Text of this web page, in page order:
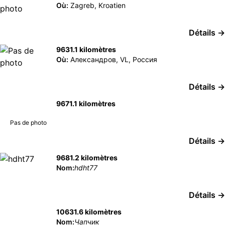
Où: Zagreb, Kroatien
Détails →
9631.1 kilomètres
Où: Александров, VL, Россия
Détails →
Pas de photo
9671.1 kilomètres
Détails →
9681.2 kilomètres
Nom:hdht77
Détails →
10631.6 kilomètres
Nom:Чапчик